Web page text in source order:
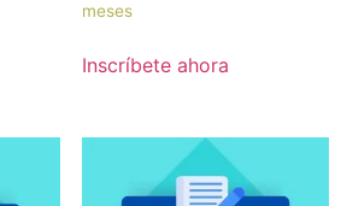
meses
Inscríbete ahora